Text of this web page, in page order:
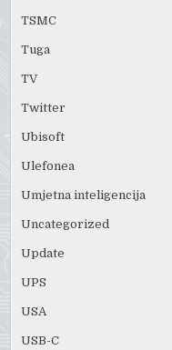
TSMC
Tuga
TV
Twitter
Ubisoft
Ulefonea
Umjetna inteligencija
Uncategorized
Update
UPS
USA
USB-C